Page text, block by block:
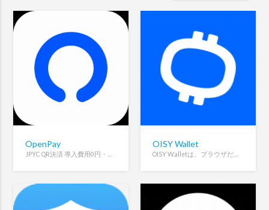
OpenPay OISY Wallet